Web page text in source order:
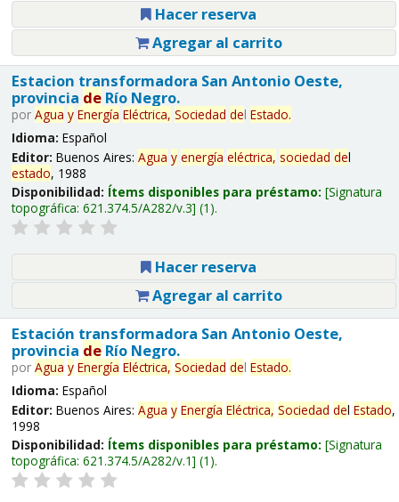
Hacer reserva
Agregar al carrito
Estacion transformadora San Antonio Oeste,
provincia deRío Negro.
por Agua y Energía Eléctrica, Sociedad del Estado.
Idioma: Español
Editor: Buenos Aires: Agua y energía eléctrica, sociedad del
estado, 1988
Disponibilidad: Ítems disponibles para préstamo: Signatura
topográfica: 621.374.5/A282/v.3 (1).
Hacer reserva
Agregar al carrito
Estación transformadora San Antonio Oeste,
provincia deRío Negro.
por Agua y Energía Eléctrica, Sociedad del Estado.
Idioma: Español
Editor: Buenos Aires: Agua y Energía Eléctrica, Sociedad del Estado,
1998
Disponibilidad: Ítems disponibles para préstamo: Signatura
topográfica: 621.374.5/A282/v.1 (1).